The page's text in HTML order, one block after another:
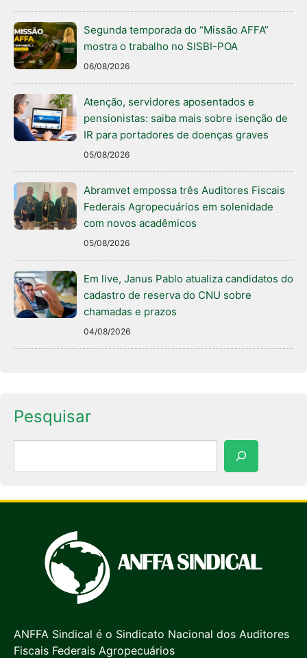
Segunda temporada do “Missão AFFA”
mostra o trabalho no SISBI-POA
06/08/2026
Atenção, servidores aposentados e
pensionistas: saiba mais sobre isenção de
IR para portadores de doenças graves
05/08/2026
Abramvet empossa três Auditores Fiscais
Federais Agropecuários em solenidade
com novos acadêmicos
05/08/2026
Em live, Janus Pablo atualiza candidatos do
cadastro de reserva do CNU sobre
chamadas e prazos
04/08/2026
Pesquisar
ANFFA Sindical é o Sindicato Nacional dos Auditores
Fiscais Federais Agropecuários